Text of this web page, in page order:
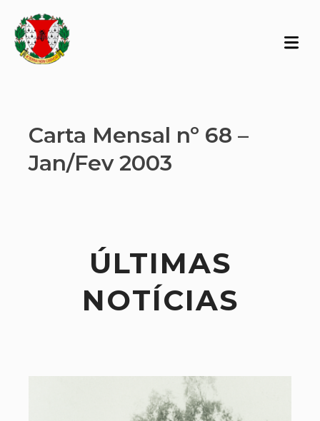
Carta Mensal nº 68 –
Jan/Fev 2003
ÚLTIMAS
NOTÍCIAS